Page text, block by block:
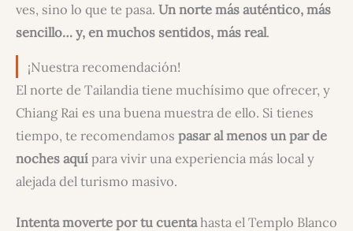
ves, sino lo que te pasa. Un norte más auténtico, más
sencillo… y, en muchos sentidos, más real.
¡Nuestra recomendación!
El norte de Tailandia tiene muchísimo que ofrecer, y
Chiang Rai es una buena muestra de ello. Si tienes
tiempo, te recomendamos pasar al menos un par de
noches aquípara vivir una experiencia más local y
alejada del turismo masivo.
Intenta moverte por tu cuentahasta el Templo Blanco